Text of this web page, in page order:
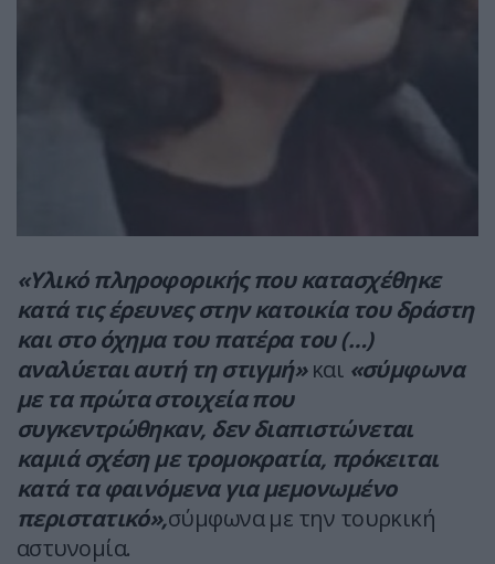
«Υλικό πληροφορικής που κατασχέθηκε
κατά τις έρευνες στην κατοικία του δράστη
και στο όχημα του πατέρα του (…)
αναλύεται αυτή τη στιγμή»και «σύμφωνα
με τα πρώτα στοιχεία που
συγκεντρώθηκαν, δεν διαπιστώνεται
καμιά σχέση με τρομοκρατία, πρόκειται
κατά τα φαινόμενα για μεμονωμένο
περιστατικό»,σύμφωνα με την τουρκική
αστυνομία.